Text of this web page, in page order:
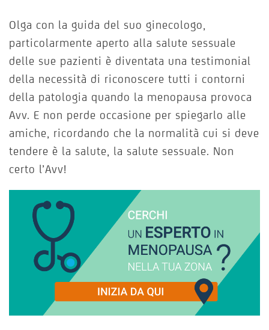
Olga con la guida del suo ginecologo,
particolarmente aperto alla salute sessuale
delle sue pazienti è diventata una testimonial
della necessità di riconoscere tutti i contorni
della patologia quando la menopausa provoca
Avv. E non perde occasione per spiegarlo alle
amiche, ricordando che la normalità cui si deve
tendere è la salute, la salute sessuale. Non
certo l’Avv!